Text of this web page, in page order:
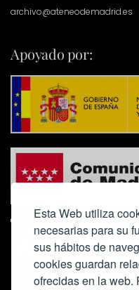
Esta Web utiliza
necesarias para su
sus hábitos de
cookies guardan
ofrecidas en la web.
archivo@ateneodemadrid.es
Apoyado por: